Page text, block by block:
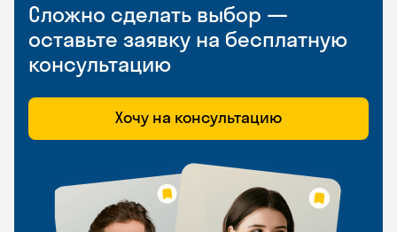
Сложно сделать выбор —
оставьте заявку на бесплатную
консультацию
Хочу на консультацию